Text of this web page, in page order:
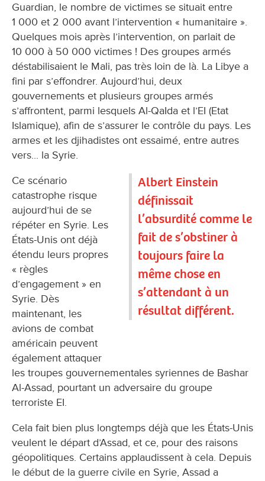
Guardian, le nombre de victimes se situait entre
1 000 et 2 000 avant l’intervention « humanitaire ».
Quelques mois après l’intervention, on parlait de
10 000 à 50 000 victimes ! Des groupes armés
déstabilisaient le Mali, pas très loin de là. La Libye a
fini par s’effondrer. Aujourd’hui, deux
gouvernements et plusieurs groupes armés
s’affrontent, parmi lesquels Al-QaIda et l’EI (Etat
Islamique), afin de s’assurer le contrôle du pays. Les
armes et les djihadistes ont essaimé, entre autres
vers... la Syrie.
Albert Einstein
définissait
l’absurdité comme le
fait de s’obstiner à
toujours faire la
même chose en
s’attendant à un
résultat différent.
Ce scénario
catastrophe risque
aujourd’hui de se
répéter en Syrie. Les
États-Unis ont déjà
étendu leurs propres
« règles
d’engagement » en
Syrie. Dès
maintenant, les
avions de combat
américain peuvent
également attaquer
les troupes gouvernementales syriennes de Bashar
Al-Assad, pourtant un adversaire du groupe
terroriste EI.
Cela fait bien plus longtemps déjà que les États-Unis
veulent le départ d’Assad, et ce, pour des raisons
géopolitiques. Certains applaudissent à cela. Depuis
le début de la guerre civile en Syrie, Assad a